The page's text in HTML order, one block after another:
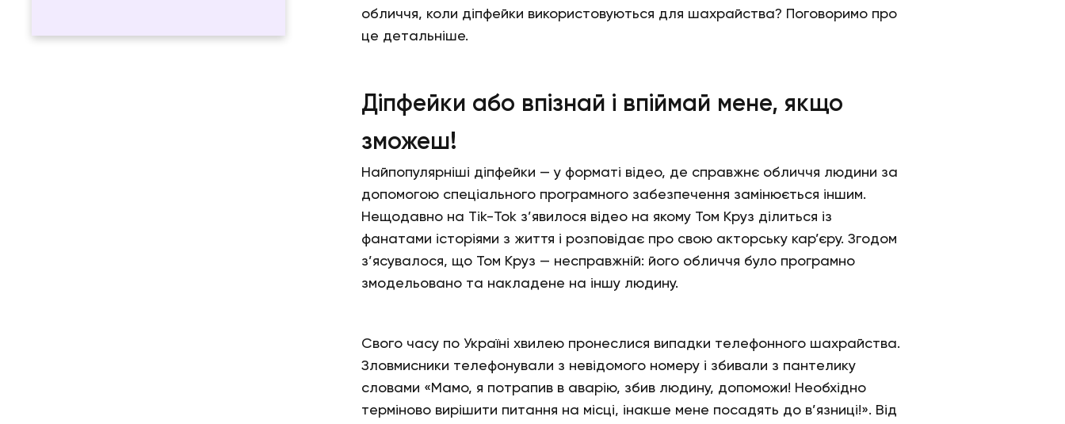
обличчя, коли діпфейки використовуються для шахрайства? Поговоримо про
це детальніше.
Діпфейки або впізнай і впіймай мене, якщо
зможеш!
Найпопулярніші діпфейки — у форматі відео, де справжнє обличчя людини за
допомогою спеціального програмного забезпечення замінюється іншим.
Нещодавно на Тіk-Тоk з’явилося відео на якому Том Круз ділиться із
фанатами історіями з життя і розповідає про свою акторську кар’єру. Згодом
з’ясувалося, що Том Круз — несправжній: його обличчя було програмно
змодельовано та накладене на іншу людину.
Свого часу по Україні хвилею пронеслися випадки телефонного шахрайства.
Зловмисники телефонували з невідомого номеру і збивали з пантелику
словами «Мамо, я потрапив в аварію, збив людину, допоможи! Необхідно
терміново вирішити питання на місці, інакше мене посадять до в’язниці!». Від